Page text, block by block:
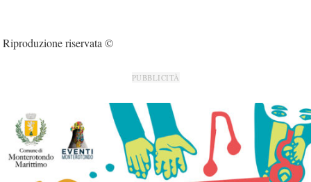
Riproduzione riservata ©
PUBBLICITÀ